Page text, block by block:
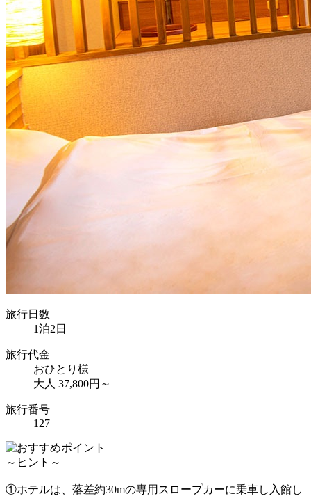
旅行日数
1泊2日
旅行代金
おひとり様
大人 37,800円～
旅行番号
127
～ヒント～
①ホテルは、落差約30mの専用スロープカーに乗車し入館し